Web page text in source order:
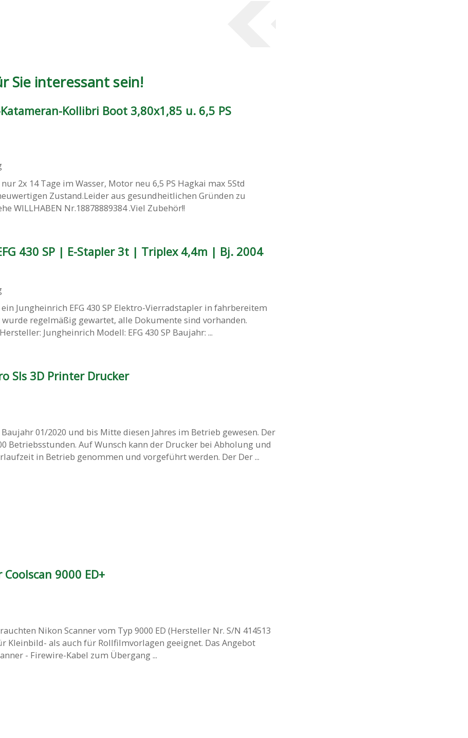
Sie interessant sein!
Kollibri Boot 3,80x1,85 u. 6,5 PS
2x 14 Tage im Wasser, Motor neu 6,5 PS Hagkai max 5Std
Zustand.Leider aus gesundheitlichen Gründen zu
WILLHABEN Nr.18878889384 .Viel Zubehör!!
430 SP | E-Stapler 3t | Triplex 4,4m | Bj. 2004
Jungheinrich EFG 430 SP Elektro-Vierradstapler in fahrbereitem
wurde regelmäßig gewartet, alle Dokumente sind vorhanden.
Jungheinrich Modell: EFG 430 SP Baujahr: ...
Sls 3D Printer Drucker
01/2020 und bis Mitte diesen Jahres im Betrieb gewesen. Der
Betriebsstunden. Auf Wunsch kann der Drucker bei Abholung und
in Betrieb genommen und vorgeführt werden. Der Der ...
9000 ED+
Nikon Scanner vom Typ 9000 ED (Hersteller Nr. S/N 414513
Kleinbild- als auch für Rollfilmvorlagen geeignet. Das Angebot
- Firewire-Kabel zum Übergang ...